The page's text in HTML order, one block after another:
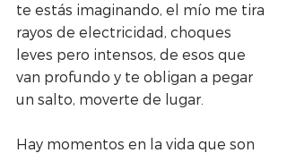
te estás imaginando, el mío me tira
rayos de electricidad, choques
leves pero intensos, de esos que
van profundo y te obligan a pegar
un salto, moverte de lugar.
Hay momentos en la vida que son